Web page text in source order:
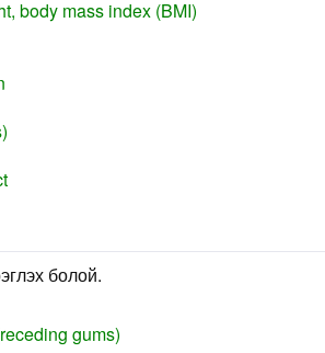
body mass index (BMI)
болой.
gums)